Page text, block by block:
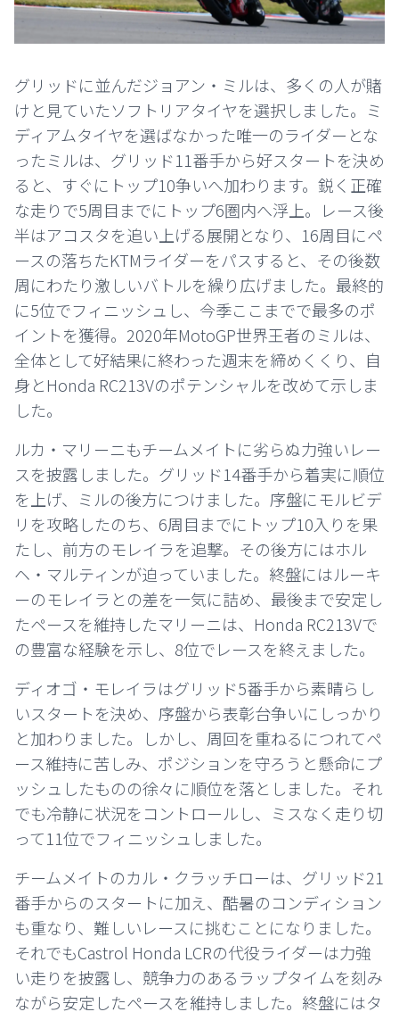
グリッドに並んだジョアン・ミルは、多くの人が賭
けと見ていたソフトリアタイヤを選択しました。ミ
ディアムタイヤを選ばなかった唯一のライダーとな
ったミルは、グリッド11番手から好スタートを決め
ると、すぐにトップ10争いへ加わります。鋭く正確
な走りで5周目までにトップ6圏内へ浮上。レース後
半はアコスタを追い上げる展開となり、16周目にペ
ースの落ちたKTMライダーをパスすると、その後数
周にわたり激しいバトルを繰り広げました。最終的
に5位でフィニッシュし、今季ここまでで最多のポ
イントを獲得。2020年MotoGP世界王者のミルは、
全体として好結果に終わった週末を締めくくり、自
身とHonda RC213Vのポテンシャルを改めて示しま
した。
ルカ・マリーニもチームメイトに劣らぬ力強いレー
スを披露しました。グリッド14番手から着実に順位
を上げ、ミルの後方につけました。序盤にモルビデ
リを攻略したのち、6周目までにトップ10入りを果
たし、前方のモレイラを追撃。その後方にはホル
ヘ・マルティンが迫っていました。終盤にはルーキ
ーのモレイラとの差を一気に詰め、最後まで安定し
たペースを維持したマリーニは、Honda RC213Vで
の豊富な経験を示し、8位でレースを終えました。
ディオゴ・モレイラはグリッド5番手から素晴らし
いスタートを決め、序盤から表彰台争いにしっかり
と加わりました。しかし、周回を重ねるにつれてペ
ース維持に苦しみ、ポジションを守ろうと懸命にプ
ッシュしたものの徐々に順位を落としました。それ
でも冷静に状況をコントロールし、ミスなく走り切
って11位でフィニッシュしました。
チームメイトのカル・クラッチローは、グリッド21
番手からのスタートに加え、酷暑のコンディション
も重なり、難しいレースに挑むことになりました。
それでもCastrol Honda LCRの代役ライダーは力強
い走りを披露し、競争力のあるラップタイムを刻み
ながら安定したペースを維持しました。終盤にはタ